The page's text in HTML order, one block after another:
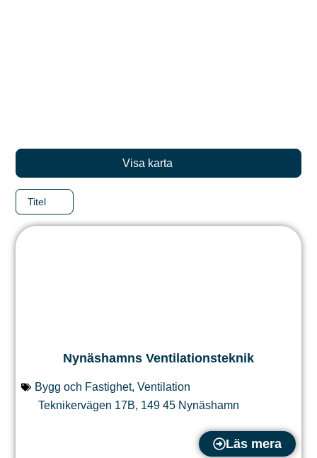
Visa karta
Titel
Nynäshamns Ventilationsteknik
Bygg och Fastighet,Ventilation
Teknikervägen 17B, 149 45 Nynäshamn
Läs mera